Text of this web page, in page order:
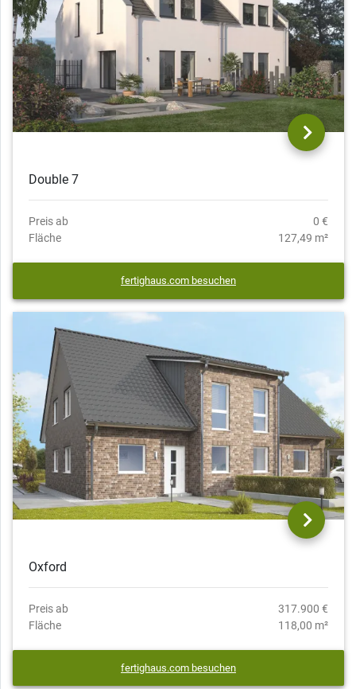
Double 7
Preis ab
0 €
Fläche
127,49 m²
fertighaus.com besuchen
Oxford
Preis ab
317.900 €
Fläche
118,00 m²
fertighaus.com besuchen